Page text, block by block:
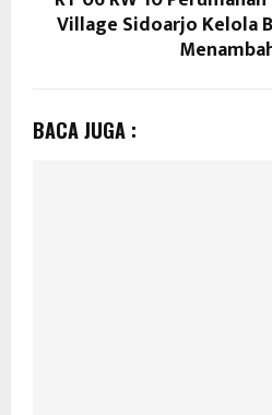
Village Sidoarjo Kelola
BACA JUGA :